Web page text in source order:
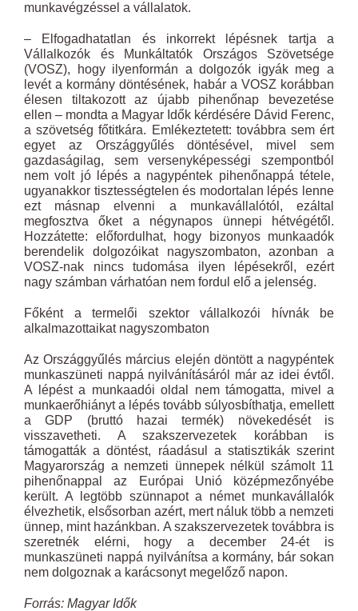
munkavégzéssel a vállalatok.
– Elfogadhatatlan és inkorrekt lépésnek tartja a
Vállalkozók és Munkáltatók Országos Szövetsége
(VOSZ), hogy ilyenformán a dolgozók igyák meg a
levét a kormány döntésének, habár a VOSZ korábban
élesen tiltakozott az újabb pihenőnap bevezetése
ellen – mondta a Magyar Idők kérdésére Dávid Ferenc,
a szövetség főtitkára. Emlékeztetett: továbbra sem ért
egyet az Országgyűlés döntésével, mivel sem
gazdaságilag, sem versenyképességi szempontból
nem volt jó lépés a nagypéntek pihenőnappá tétele,
ugyanakkor tisztességtelen és modortalan lépés lenne
ezt másnap elvenni a munkavállalótól, ezáltal
megfosztva őket a négynapos ünnepi hétvégétől.
Hozzátette: előfordulhat, hogy bizonyos munkaadók
berendelik dolgozóikat nagyszombaton, azonban a
VOSZ-nak nincs tudomása ilyen lépésekről, ezért
nagy számban várhatóan nem fordul elő a jelenség.
Főként a termelői szektor vállalkozói hívnák be
alkalmazottaikat nagyszombaton
Az Országgyűlés március elején döntött a nagypéntek
munkaszüneti nappá nyilvánításáról már az idei évtől.
A lépést a munkaadói oldal nem támogatta, mivel a
munkaerőhiányt a lépés tovább súlyosbíthatja, emellett
a GDP (bruttó hazai termék) növekedését is
visszavetheti. A szakszervezetek korábban is
támogatták a döntést, ráadásul a statisztikák szerint
Magyarország a nemzeti ünnepek nélkül számolt 11
pihenőnappal az Európai Unió középmezőnyébe
került. A legtöbb szünnapot a német munkavállalók
élvezhetik, elsősorban azért, mert náluk több a nemzeti
ünnep, mint hazánkban. A szakszervezetek továbbra is
szeretnék elérni, hogy a december 24-ét is
munkaszüneti nappá nyilvánítsa a kormány, bár sokan
nem dolgoznak a karácsonyt megelőző napon.
Forrás: Magyar Idők